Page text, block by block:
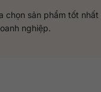
chọn sản phẩm tốt
nghiệp.